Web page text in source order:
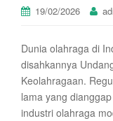
19/02/2026
Dunia olahraga di
disahkannya
Keolahragaan.
lama yang
industri olahraga